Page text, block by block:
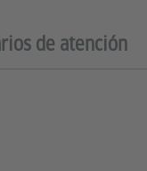
de atención